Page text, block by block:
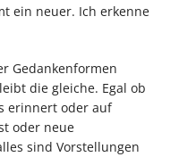
ein neuer. Ich erkenne
Gedankenformen
die gleiche. Egal ob
erinnert oder auf
oder neue
sind Vorstellungen